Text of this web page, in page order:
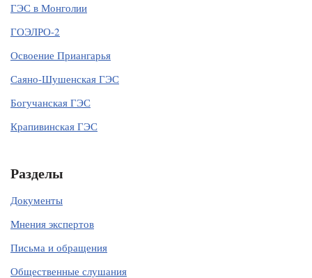
ГЭС в Монголии
ГОЭЛРО-2
Освоение Приангарья
Саяно-Шушенская ГЭС
Богучанская ГЭС
Крапивинская ГЭС
Разделы
Документы
Мнения экспертов
Письма и обращения
Общественные слушания